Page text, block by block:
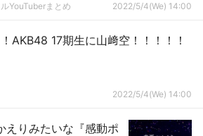
YouTuberまとめ 2022/5/4(We) 14:00
AKB48 17期生に山﨑空！！！！！
2022/5/4(We) 14:00
えりみたいな『感動ポ